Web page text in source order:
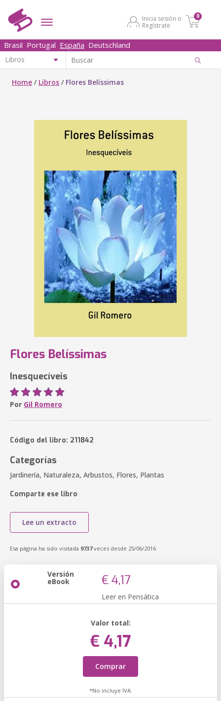
Inicia sesión o
Regístrate
0
Brasil Portugal España Deutschland
Home / Libros / Flores Belíssimas
Flores Belíssimas
Inesquecíveis
Por Gil Romero
Código del libro: 211842
Categorías
Jardinería, Naturaleza, Arbustos, Flores, Plantas
Comparte ese libro
Lee un extracto
Esa página ha sido visitada 9737veces desde 25/06/2016
Versión
eBook € 4,17
Leer en Pensática
Valor total:
€ 4,17
Comprar
*No incluye IVA.